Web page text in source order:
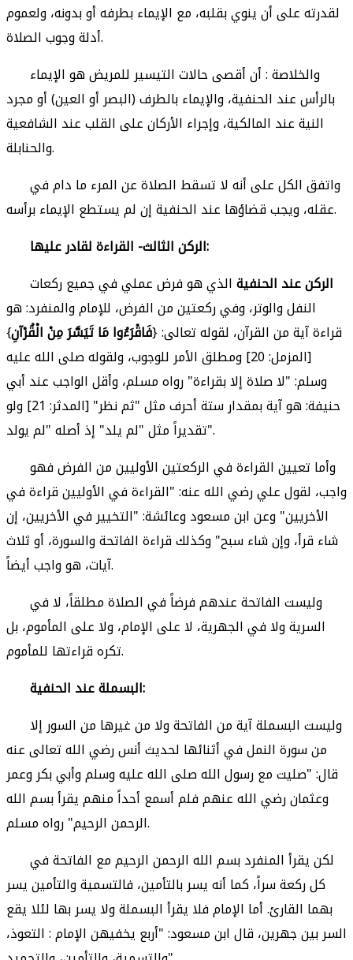
لقدرته على أن ينوي بقلبه، مع الإيماء بطرفه أو بدونه، ولعموم
أدلة وجوب الصلاة.
بالرأس عند الحنفية، والإيماء بالطرف (البصر أو العين) أو مجرد
النية عند المالكية، وإجراء الأركان على القلب عند الشافعية
والحنابلة.
عقله، ويجب قضاؤها عند الحنفية إن لم يستطع الإيماء برأسه.
الركن الثالث- القراءة لقادر عليها:
الركن عند الحنفيةالذي هو فرض عملي في جميع ركعات
النفل والوتر، وفي ركعتين من الفرض، للإمام والمنفرد: هو
قراءة آية من القرآن، لقوله تعالى: {فَاقْرَءُوا مَا تَيَسَّرَ مِنْ الْقُرْآنِ}
[المزمل: 20] ومطلق الأمر للوجوب، ولقوله صلى الله عليه
وسلم: "لا صلاة إلا بقراءة" رواه مسلم، وأقل الواجب عند أبي
حنيفة: هو آية بمقدار ستة أحرف مثل "ثم نظر" [المدثر: 21] ولو
تقديراً مثل "لم يلد" إذ أصله "لم يولد".
واجب، لقول علي رضي الله عنه: "القراءة في الأوليين قراءة في
الأخريين" وعن ابن مسعود وعائشة: "التخيير في الأخريين، إن
شاء قرأ، وإن شاء سبح" وكذلك قراءة الفاتحة والسورة، أو ثلاث
آيات، هو واجب أيضاً.
السرية ولا في الجهرية، لا على الإمام، ولا على المأموم، بل
تكره قراءتها للمأموم.
البسملة عند الحنفية:
من سورة النمل في أثنائها لحديث أنس رضي الله تعالى عنه
قال: "صليت مع رسول الله صلى الله عليه وسلم وأبي بكر وعمر
وعثمان رضي الله عنهم فلم أسمع أحداً منهم يقرأ بسم الله
الرحمن الرحيم" رواه مسلم.
كل ركعة سراً، كما أنه يسر بالتأمين، فالتسمية والتأمين يسر
بهما القارئ. أما الإمام فلا يقرأ البسملة ولا يسر بها لئلا يقع
السر بين جهرين، قال ابن مسعود: "أربع يخفيهن الإمام : التعوذ،